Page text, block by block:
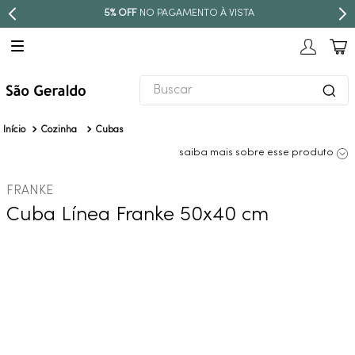
5% OFF NO PAGAMENTO À VISTA
Buscar
Cozinha Cubas
saiba mais sobre esse produto
FRANKE
Cuba Línea Franke 50x40 cm
TERMOS MAIS BUSCADOS
º
torneira